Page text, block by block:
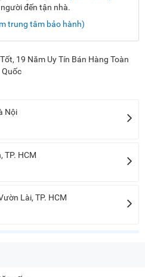
người đến tận nhà.
trung tâm bảo hành)
19 Năm Uy Tín Bán Hàng Toàn
Quốc
Nội
TP. HCM
Lài, TP. HCM